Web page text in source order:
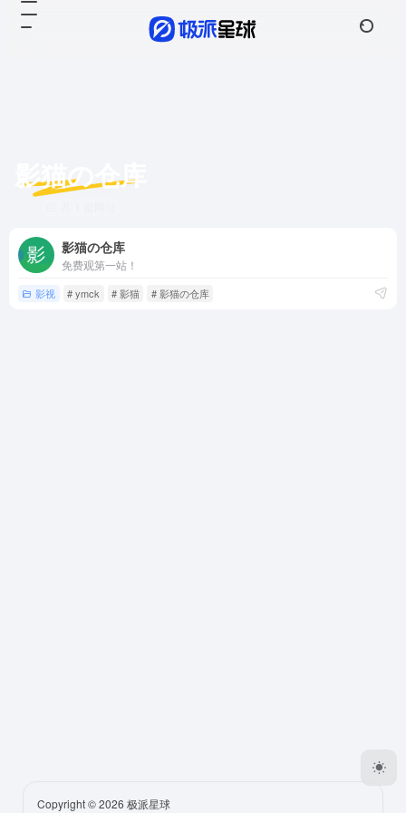
影猫の仓库
影猫の仓库
免费观第一站！
影视 # ymck # 影猫 # 影猫の仓库
Copyright © 2026 极派星球